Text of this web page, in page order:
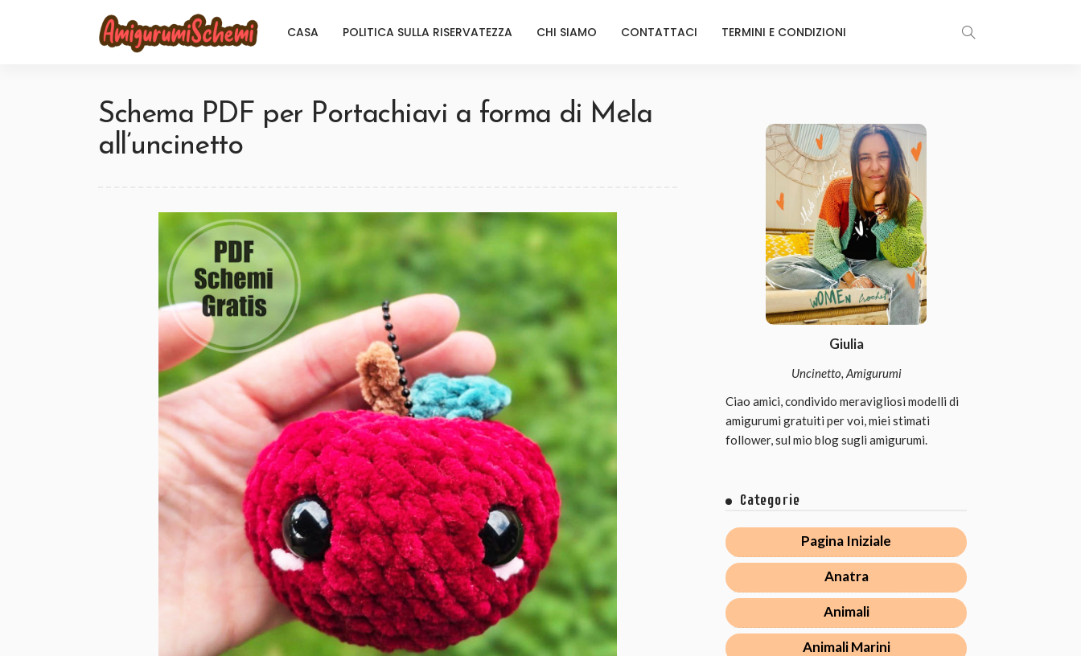
CASA POLITICA SULLA RISERVATEZZA CHI SIAMO CONTATTACI TERMINI E CONDIZIONI
Schema PDF per Portachiavi a forma di Mela
all’uncinetto
Giulia
Uncinetto, Amigurumi
Ciao amici, condivido meravigliosi modelli di
amigurumi gratuiti per voi, miei stimati
follower, sul mio blog sugli amigurumi.
Categorie
Pagina Iniziale
Anatra
Animali
Animali Marini